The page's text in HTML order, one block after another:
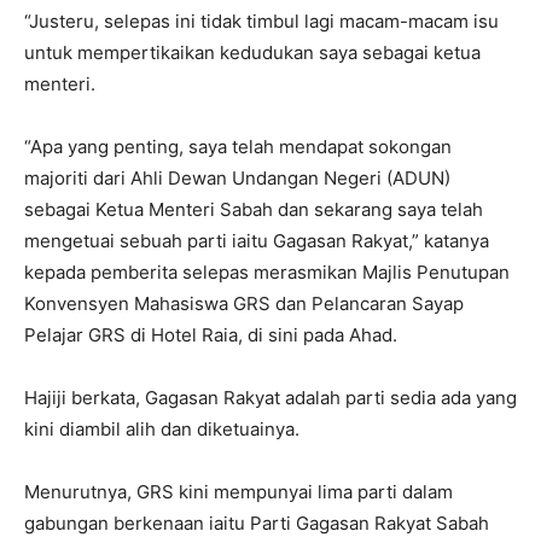
“Justeru, selepas ini tidak timbul lagi macam-macam isu
untuk mempertikaikan kedudukan saya sebagai ketua
menteri.
“Apa yang penting, saya telah mendapat sokongan
majoriti dari Ahli Dewan Undangan Negeri (ADUN)
sebagai Ketua Menteri Sabah dan sekarang saya telah
mengetuai sebuah parti iaitu Gagasan Rakyat,” katanya
kepada pemberita selepas merasmikan Majlis Penutupan
Konvensyen Mahasiswa GRS dan Pelancaran Sayap
Pelajar GRS di Hotel Raia, di sini pada Ahad.
Hajiji berkata, Gagasan Rakyat adalah parti sedia ada yang
kini diambil alih dan diketuainya.
Menurutnya, GRS kini mempunyai lima parti dalam
gabungan berkenaan iaitu Parti Gagasan Rakyat Sabah